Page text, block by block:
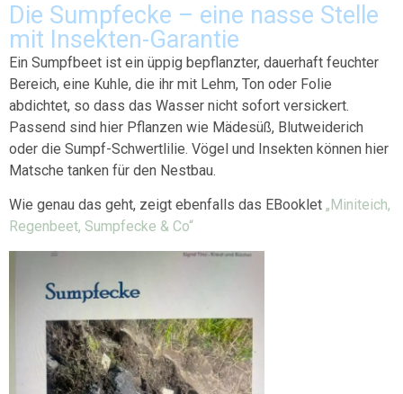
Die Sumpfecke – eine nasse Stelle
mit Insekten-Garantie
Ein Sumpfbeet ist ein üppig bepflanzter, dauerhaft feuchter
Bereich, eine Kuhle, die ihr mit Lehm, Ton oder Folie
abdichtet, so dass das Wasser nicht sofort versickert.
Passend sind hier Pflanzen wie Mädesüß, Blutweiderich
oder die Sumpf-Schwertlilie. Vögel und Insekten können hier
Matsche tanken für den Nestbau.
Wie genau das geht, zeigt ebenfalls das EBooklet „Miniteich,
Regenbeet, Sumpfecke & Co“